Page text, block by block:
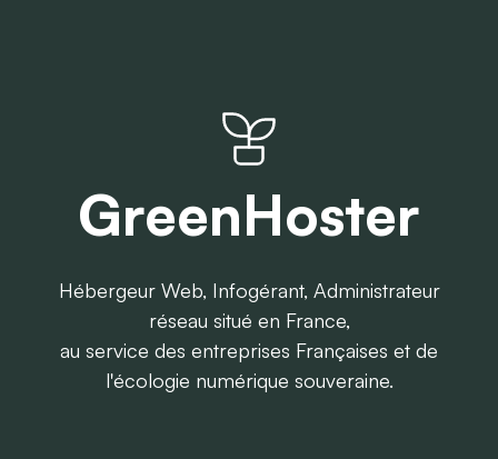
GreenHoster
Hébergeur Web, Infogérant, Administrateur
réseau situé en France,
au service des entreprises Françaises et de
l'écologie numérique souveraine.